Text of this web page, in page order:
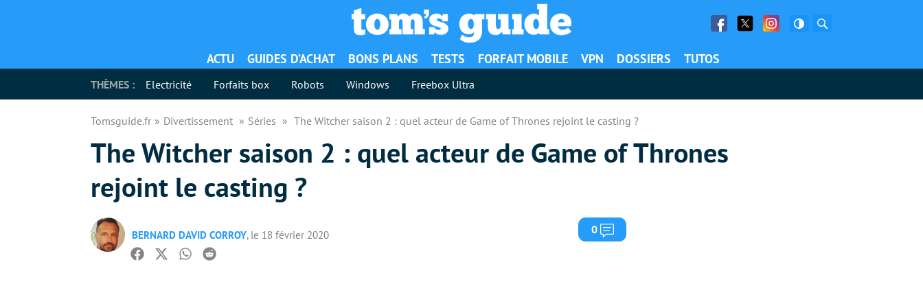
Facebook
Twitter Facebook
ACTU GUIDES D’ACHAT BONS PLANS TESTS FORFAIT MOBILE VPN DOSSIERS TUTOS
THÈMES : Electricité Forfaits box Robots Windows Freebox Ultra
Tomsguide.fr Divertissement Séries The Witcher saison 2 : quel acteur de Game of Thrones rejoint le casting ?
The Witcher saison 2 : quel acteur de Game of Thrones
rejoint le casting ?
BERNARD DAVID CORROY, le 18 février 2020 0 Commentaires
Facebook
TwitterWhatsapp
Reddit